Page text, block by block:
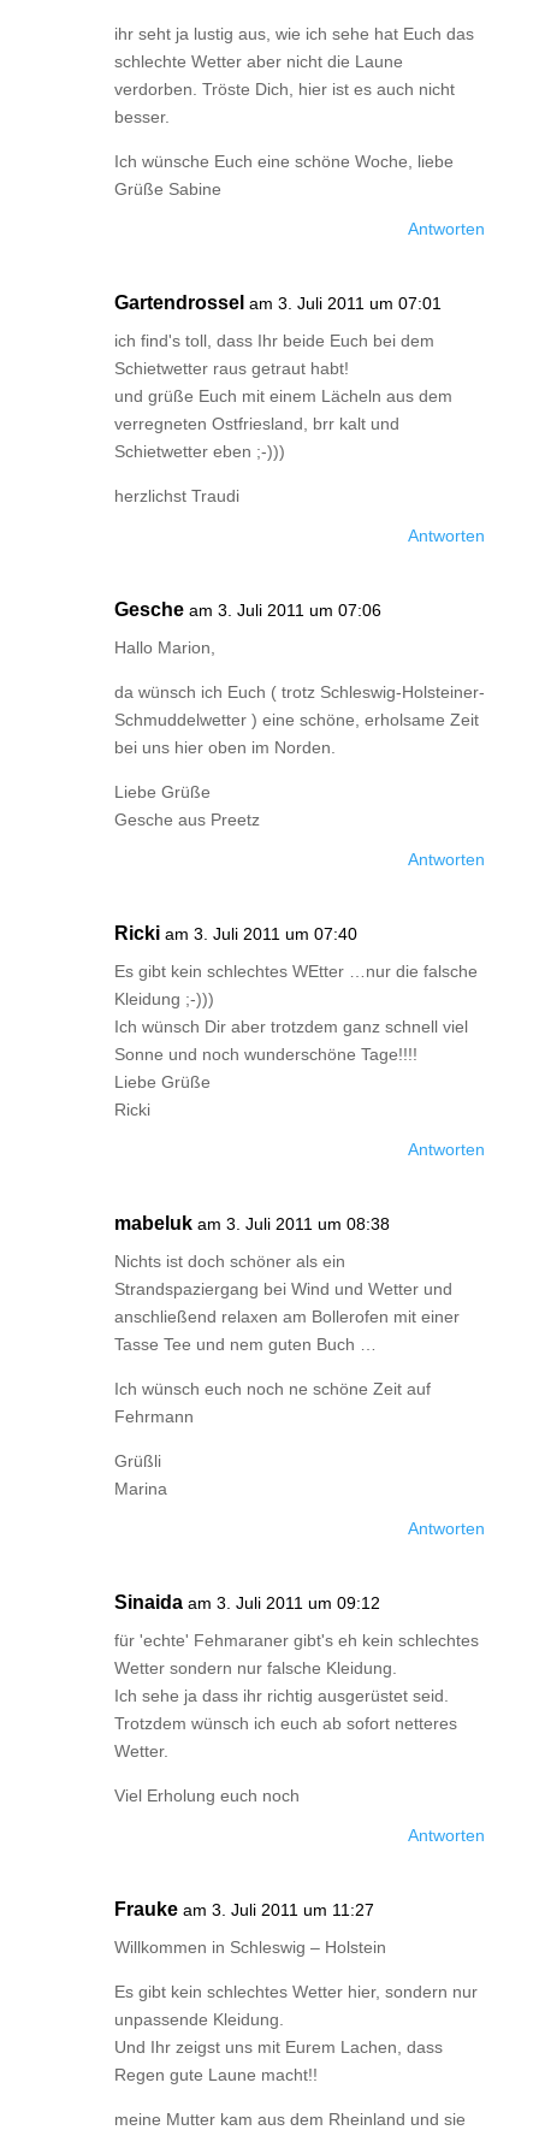
ihr seht ja lustig aus, wie ich sehe hat Euch das
schlechte Wetter aber nicht die Laune
verdorben. Tröste Dich, hier ist es auch nicht
besser.
Ich wünsche Euch eine schöne Woche, liebe
Grüße Sabine
Antworten
Gartendrossel am 3. Juli 2011 um 07:01
ich find's toll, dass Ihr beide Euch bei dem
Schietwetter raus getraut habt!
und grüße Euch mit einem Lächeln aus dem
verregneten Ostfriesland, brr kalt und
Schietwetter eben ;-)))
herzlichst Traudi
Antworten
Gesche am 3. Juli 2011 um 07:06
Hallo Marion,
da wünsch ich Euch ( trotz Schleswig-Holsteiner-
Schmuddelwetter ) eine schöne, erholsame Zeit
bei uns hier oben im Norden.
Liebe Grüße
Gesche aus Preetz
Antworten
Ricki am 3. Juli 2011 um 07:40
Es gibt kein schlechtes WEtter …nur die falsche
Kleidung ;-)))
Ich wünsch Dir aber trotzdem ganz schnell viel
Sonne und noch wunderschöne Tage!!!!
Liebe Grüße
Ricki
Antworten
mabeluk am 3. Juli 2011 um 08:38
Nichts ist doch schöner als ein
Strandspaziergang bei Wind und Wetter und
anschließend relaxen am Bollerofen mit einer
Tasse Tee und nem guten Buch …
Ich wünsch euch noch ne schöne Zeit auf
Fehrmann
Grüßli
Marina
Antworten
Sinaida am 3. Juli 2011 um 09:12
für 'echte' Fehmaraner gibt's eh kein schlechtes
Wetter sondern nur falsche Kleidung.
Ich sehe ja dass ihr richtig ausgerüstet seid.
Trotzdem wünsch ich euch ab sofort netteres
Wetter.
Viel Erholung euch noch
Antworten
Frauke am 3. Juli 2011 um 11:27
Willkommen in Schleswig – Holstein
Es gibt kein schlechtes Wetter hier, sondern nur
unpassende Kleidung.
Und Ihr zeigst uns mit Eurem Lachen, dass
Regen gute Laune macht!!
meine Mutter kam aus dem Rheinland und sie